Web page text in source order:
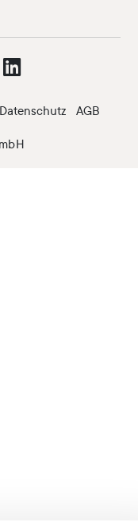
Datenschutz AGB
